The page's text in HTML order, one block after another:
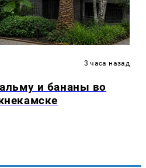
3 часа назад
и бананы во